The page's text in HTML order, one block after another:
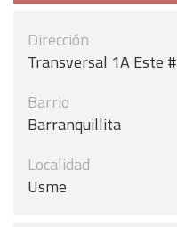
Dirección
Transversal 1A Este
Barrio
Barranquillita
Localidad
Usme